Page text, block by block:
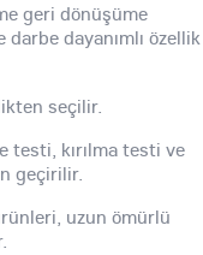
geri dönüşüme
dayanımlı özellik
seçilir.
testi, kırılma testi ve
geçirilir.
uzun ömürlü